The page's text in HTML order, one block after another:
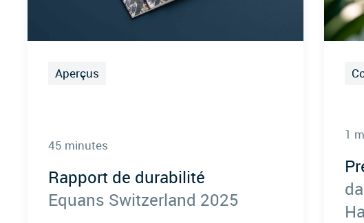
Aperçus
45 minutes
Rapport de durabilité
Equans Switzerland 2025
1